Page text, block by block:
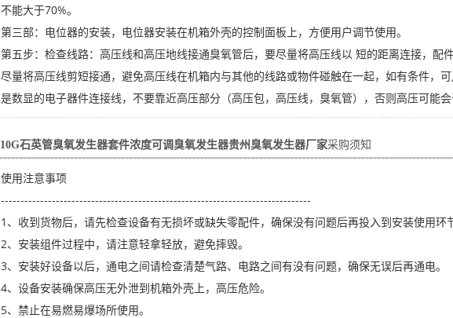
不能大于70%。
第三部：电位器的安装，电位器安装在机箱外壳的控制面板上，方便用户调节使用。
第五步：检查线路：高压线和高压地线接通臭氧管后，要尽量将高压线以 短的距离连接，配
尽量将高压线剪短接通，避免高压线在机箱内与其他的线路或物件碰触在一起，如有条件，
是数显的电子器件连接线，不要靠近高压部分（高压包，高压线，臭氧管），否则高压可能会
10G石英管臭氧发生器套件浓度可调臭氧发生器贵州臭氧发生器厂家采购须知
使用注意事项
-------------------------------------------------------------------------------
1、收到货物后，请先检查设备有无损坏或缺失零配件，确保没有问题后再投入到安装使用环
2、安装组件过程中，请注意轻拿轻放，避免摔毁。
3、安装好设备以后，通电之间请检查清楚气路、电路之间有没有问题，确保无误后再通电。
4、设备安装确保高压无外泄到机箱外壳上，高压危险。
5、禁止在易燃易爆场所使用。